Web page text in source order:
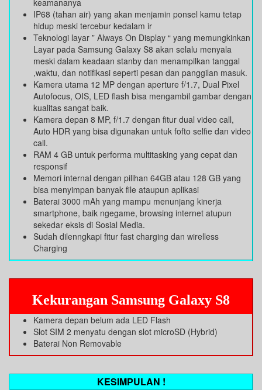
keamananya
IP68 (tahan air) yang akan menjamin ponsel kamu tetap
hidup meski tercebur kedalam ir
Teknologi layar ” Always On Display “ yang memungkinkan
Layar pada Samsung Galaxy S8 akan selalu menyala
meski dalam keadaan stanby dan menampilkan tanggal
,waktu, dan notifikasi seperti pesan dan panggilan masuk.
Kamera utama 12 MP dengan aperture f/1.7, Dual Pixel
Autofocus, OIS, LED flash bisa mengambil gambar dengan
kualitas sangat baik.
Kamera depan 8 MP, f/1.7 dengan fitur dual video call,
Auto HDR yang bisa digunakan untuk fofto selfie dan video
call.
RAM 4 GB untuk performa multitasking yang cepat dan
responsif
Memori internal dengan pilihan 64GB atau 128 GB yang
bisa menyimpan banyak file ataupun aplikasi
Baterai 3000 mAh yang mampu menunjang kinerja
smartphone, baik ngegame, browsing internet atupun
sekedar eksis di Sosial Media.
Sudah dilenngkapi fitur fast charging dan wirelless
Charging
Kekurangan Samsung Galaxy S8
Kamera depan belum ada LED Flash
Slot SIM 2 menyatu dengan slot microSD (Hybrid)
Baterai Non Removable
KESIMPULAN !